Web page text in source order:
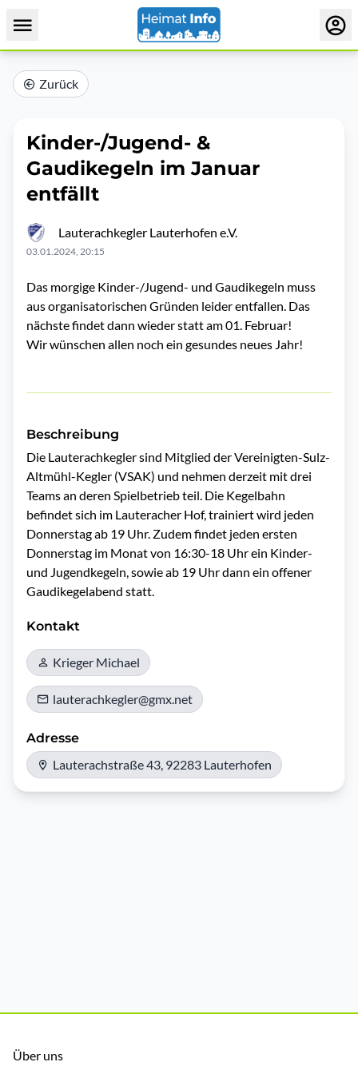
Zurück
Kinder-/Jugend- &
Gaudikegeln im Januar
entfällt
Lauterachkegler Lauterhofen e.V.
03.01.2024, 20:15
Das morgige Kinder-/Jugend- und Gaudikegeln muss
aus organisatorischen Gründen leider entfallen. Das
nächste findet dann wieder statt am 01. Februar!
Wir wünschen allen noch ein gesundes neues Jahr!
Beschreibung
Die Lauterachkegler sind Mitglied der Vereinigten-Sulz-
Altmühl-Kegler (VSAK) und nehmen derzeit mit drei
Teams an deren Spielbetrieb teil. Die Kegelbahn
befindet sich im Lauteracher Hof, trainiert wird jeden
Donnerstag ab 19 Uhr. Zudem findet jeden ersten
Donnerstag im Monat von 16:30-18 Uhr ein Kinder-
und Jugendkegeln, sowie ab 19 Uhr dann ein offener
Gaudikegelabend statt.
Kontakt
Krieger Michael
lauterachkegler@gmx.net
Adresse
Lauterachstraße 43, 92283 Lauterhofen
Über uns